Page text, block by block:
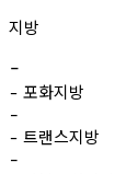
지방
-
- 포화지방
-
- 트랜스지방
-